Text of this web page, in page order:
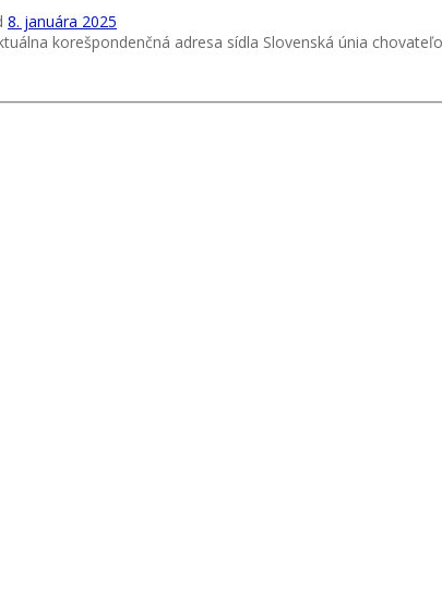
8. januára 2025
korešpondenčná adresa sídla Slovenská únia